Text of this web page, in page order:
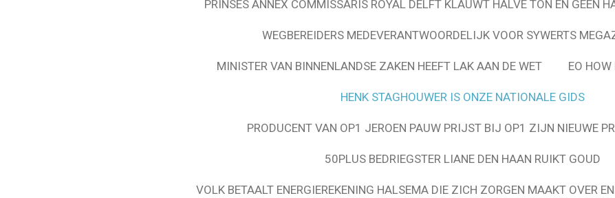
PRINSES ANNEX COMMISSARIS ROYAL DELFT KLAUWT HALVE TON EN GEEN
WEGBEREIDERS MEDEVERANTWOORDELIJK VOOR SYWERTS
MINISTER VAN BINNENLANDSE ZAKEN HEEFT LAK AAN DE WET EO
HENK STAGHOUWER IS ONZE NATIONALE GIDS
PRODUCENT VAN OP1 JEROEN PAUW PRIJST BIJ OP1 ZIJN NIEUWE
50PLUS BEDRIEGSTER LIANE DEN HAAN RUIKT GOUD
VOLK BETAALT ENERGIEREKENING HALSEMA DIE ZICH ZORGEN MAAKT OVER